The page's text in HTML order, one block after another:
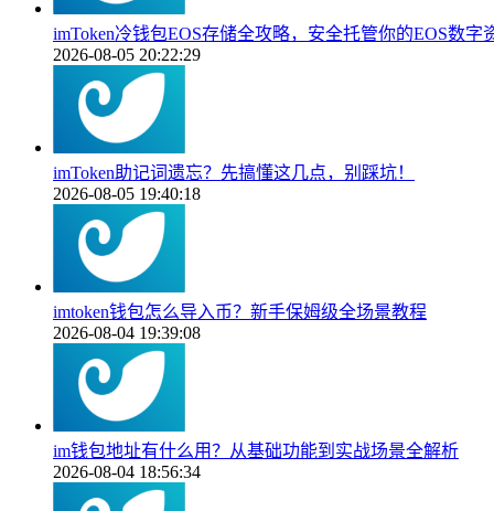
imToken冷钱包EOS存储全攻略，安全托管你的EOS数字
2026-08-05 20:22:29
imToken助记词遗忘？先搞懂这几点，别踩坑！
2026-08-05 19:40:18
imtoken钱包怎么导入币？新手保姆级全场景教程
2026-08-04 19:39:08
im钱包地址有什么用？从基础功能到实战场景全解析
2026-08-04 18:56:34